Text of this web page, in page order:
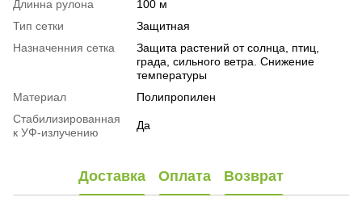
Длинна рулона
100 м
Тип сетки
Защитная
Назначенния сетка
Защита растений от солнца, птиц,
града, сильного ветра. Снижение
температуры
Материал
Полипропилен
Стабилизированная
к УФ-излучению
Да
Доставка Оплата Возврат